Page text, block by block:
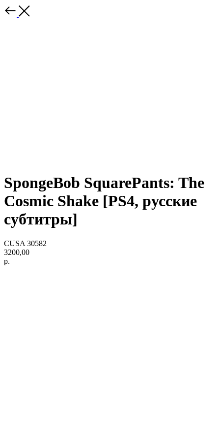
SpongeBob SquarePants: The
Cosmic Shake [PS4, русские
субтитры]
CUSA 30582
3200,00
р.